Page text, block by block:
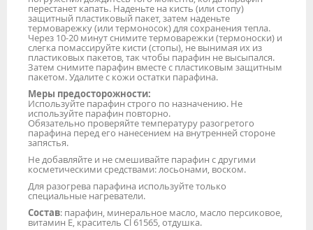
перестанет капать. Наденьте на кисть (или стопу)
защитный пластиковый пакет, затем наденьте
термоварежку (или термоносок) для сохранения тепла.
Через 10-20 минут снимите термоварежки (термоноски) и
слегка помассируйте кисти (стопы), не вынимая их из
пластиковых пакетов, так чтобы парафин не высыпался.
Затем снимите парафин вместе с пластиковым защитным
пакетом. Удалите с кожи остатки парафина.
Меры предосторожности:
Используйте парафин строго по назначению. Не
используйте парафин повторно.
Обязательно проверяйте температуру разогретого
парафина перед его нанесением на внутренней стороне
запястья.
Не добавляйте и не смешивайте парафин с другими
косметическими средствами: лосьонами, воском.
Для разогрева парафина используйте только
специальные нагреватели.
Состав: парафин, минеральное масло, масло персиковое,
витамин Е, краситель Сl 61565, отдушка.